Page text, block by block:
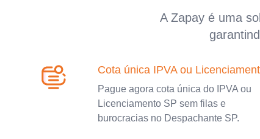
A Zapay é uma
Cota única IPVA ou
Pague agora cota única do IPVA ou
Licenciamento SP sem filas e
burocracias no Despachante SP.